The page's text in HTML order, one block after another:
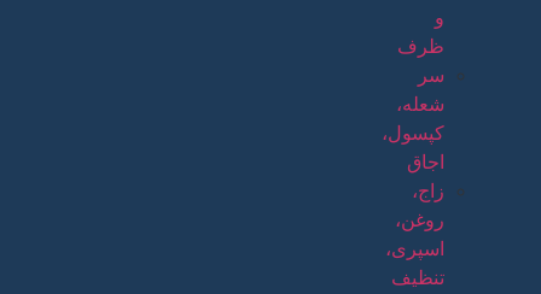
و
ظرف
سر
شعله،
کپسول،
اجاق
زاج،
روغن،
اسپری،
تنظیف